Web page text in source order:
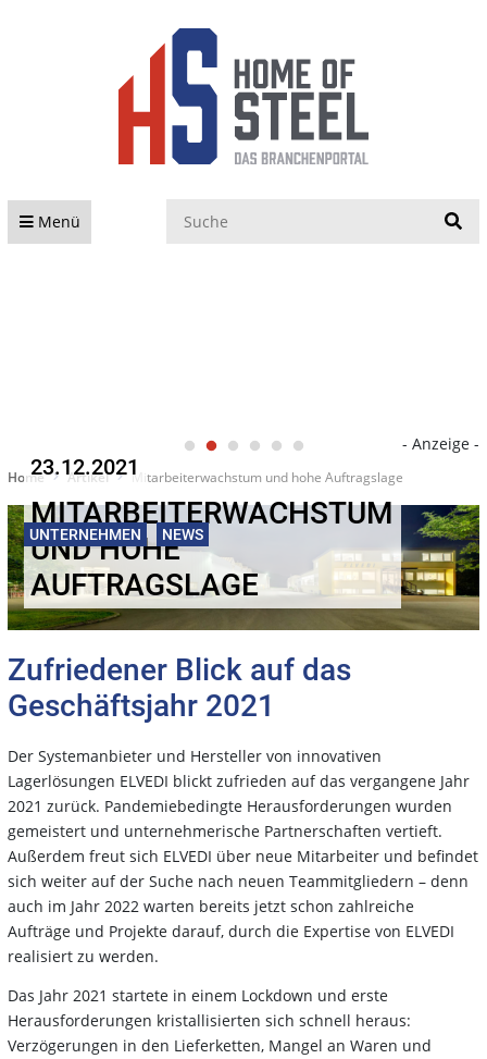
Menü
- Anzeige -
Home Artikel Mitarbeiterwachstum und hohe Auftragslage
UNTERNEHMEN NEWS
23.12.2021
MITARBEITERWACHSTUM
UND HOHE
AUFTRAGSLAGE
Zufriedener Blick auf das
Geschäftsjahr 2021
Der Systemanbieter und Hersteller von innovativen
Lagerlösungen ELVEDI blickt zufrieden auf das vergangene Jahr
2021 zurück. Pandemiebedingte Herausforderungen wurden
gemeistert und unternehmerische Partnerschaften vertieft.
Außerdem freut sich ELVEDI über neue Mitarbeiter und befindet
sich weiter auf der Suche nach neuen Teammitgliedern – denn
auch im Jahr 2022 warten bereits jetzt schon zahlreiche
Aufträge und Projekte darauf, durch die Expertise von ELVEDI
realisiert zu werden.
Das Jahr 2021 startete in einem Lockdown und erste
Herausforderungen kristallisierten sich schnell heraus:
Verzögerungen in den Lieferketten, Mangel an Waren und